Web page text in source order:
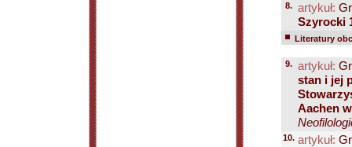
8. artykuł:
Szyrocki
Literatury
9. artykuł:
stan i jej
Aachen
10. artykuł: